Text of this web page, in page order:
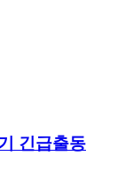
긴급출동